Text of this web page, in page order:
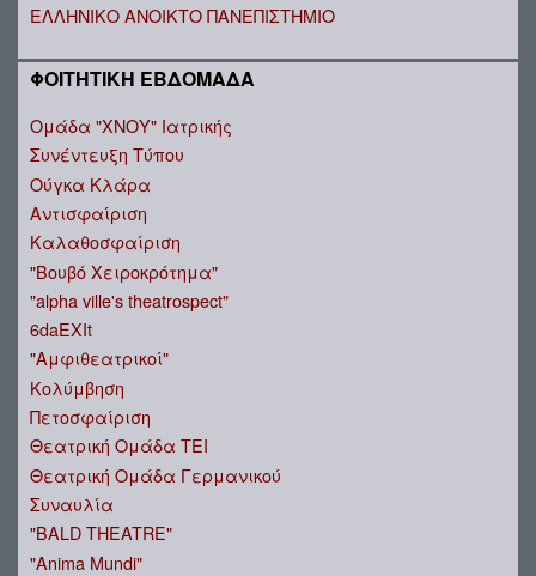
ΕΛΛΗΝΙΚΟ ΑΝΟΙΚΤΟ ΠΑΝΕΠΙΣΤΗΜΙΟ
ΦΟΙΤΗΤΙΚΗ ΕΒΔΟΜΑΔΑ
Ομάδα "ΧΝΟΥ" Ιατρικής
Συνέντευξη Τύπου
Ούγκα Κλάρα
Αντισφαίριση
Καλαθοσφαίριση
"Βουβό Χειροκρότημα"
"alpha ville's theatrospect"
6daEXIt
"Αμφιθεατρικοί"
Κολύμβηση
Πετοσφαίριση
Θεατρική Ομάδα ΤΕΙ
Θεατρική Ομάδα Γερμανικού
Συναυλία
"BALD THEATRE"
"Anima Mundi"